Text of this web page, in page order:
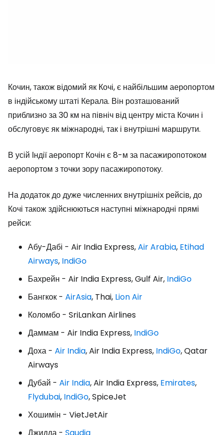
Кочин, також відомий як Кочі, є найбільшим аеропортом
в індійському штаті Керала. Він розташований
приблизно за 30 км на північ від центру міста Кочин і
обслуговує як міжнародні, так і внутрішні маршрути.
В усій Індії аеропорт Кочін є 8-м за пасажиропотоком
аеропортом з точки зору пасажиропотоку.
На додаток до дуже численних внутрішніх рейсів, до
Кочі також здійснюються наступні міжнародні прямі
рейси:
Абу-Дабі - Air India Express,Air Arabia, Etihad
Airways, IndiGo
Бахрейн - Air India Express, Gulf Air, IndiGo
Бангкок - AirAsia, Thai, Lion Air
Коломбо - SriLankan Airlines
Даммам - Air India Express, IndiGo
Доха - Air India, Air India Express, IndiGo, Qatar
Airways
Дубай - Air India, Air India Express, Emirates,
Flydubai, IndiGo, SpiceJet
Хошимін - VietJetAir